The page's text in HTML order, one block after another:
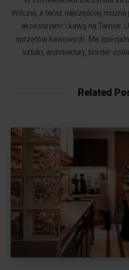
Wilczej, a teraz najczęściej
akcesoriami i kawą na Tamce.
sprzętów kawowych. Ma
sztuki, architektury, border
Related